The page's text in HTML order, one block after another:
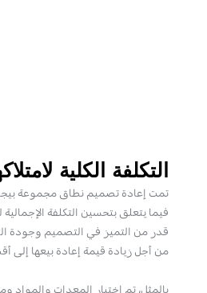
التكلفة الكلية
تمت إعادة تصميم نطاق مجموعة بيجو
فيما يتعلق بتحسين التكلفة
قدر من التميز في التصميم وجودة
من أجل زيادة قيمة إعادة بيعها إلى
بالمثل، تم اختيار المعدات والمواد